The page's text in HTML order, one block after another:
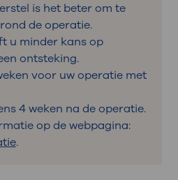
is het beter om te
de operatie.
u minder kans op
ontsteking.
voor uw operatie met
4 weken na de operatie.
op de webpagina:
.